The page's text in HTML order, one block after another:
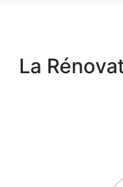
La